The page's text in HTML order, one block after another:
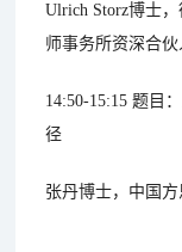
Ulrich Storz博士，
师事务所资深合伙
14:50-15:15 题目
径
张丹博士，中国